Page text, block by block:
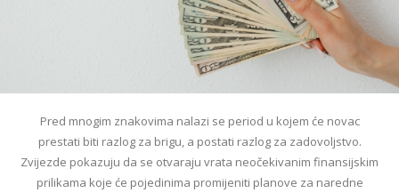
Pred mnogim znakovima nalazi se period u kojem će novac
prestati biti razlog za brigu, a postati razlog za zadovoljstvo.
Zvijezde pokazuju da se otvaraju vrata neočekivanim finansijskim
prilikama koje će pojedinima promijeniti planove za naredne